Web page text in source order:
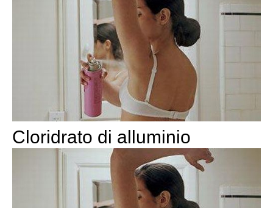
Cloridrato di alluminio